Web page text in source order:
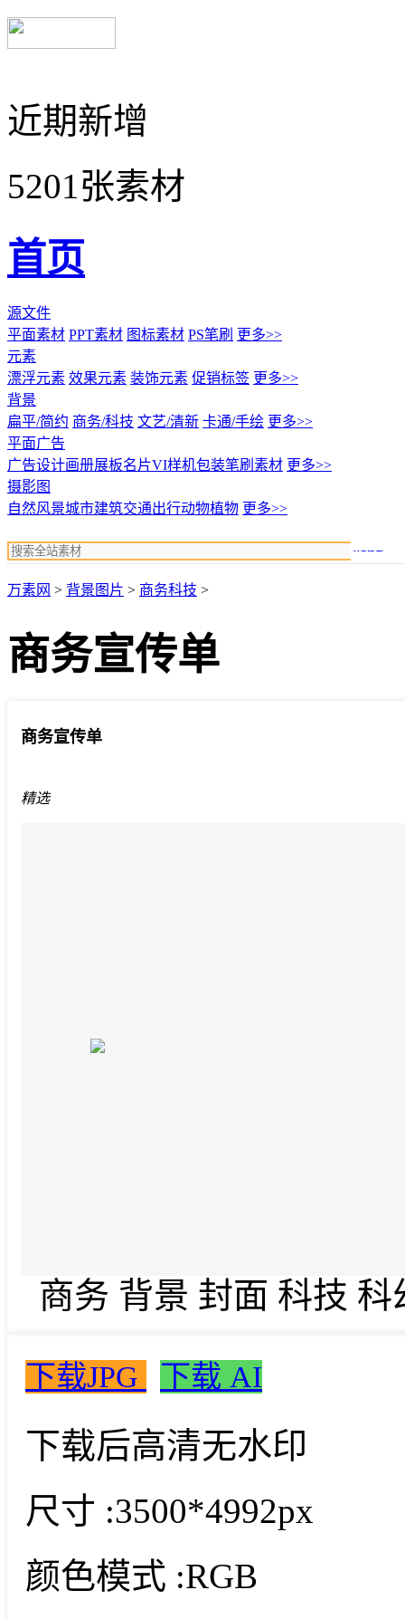
近期新增
5201张素材
首页
源文件
平面素材 PPT素材 图标素材 PS笔刷 更多>>
元素
漂浮元素 效果元素 装饰元素 促销标签 更多>>
背景
扁平/简约 商务/科技 文艺/清新 卡通/手绘 更多>>
平面广告
广告设计画册展板名片VI样机包装笔刷素材 更多>>
摄影图
自然风景城市建筑交通出行动物植物 更多>>
万素网 > 背景图片 > 商务科技 >
商务宣传单
商务宣传单
精选
商务 背景 封面 科技
下载JPG 下载 AI
下载后高清无水印
尺寸 :3500*4992px
颜色模式 :RGB